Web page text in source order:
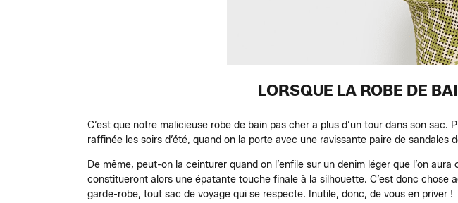
LORSQUE LA ROBE DE
C’est que notre malicieuse robe de bain pas cher a plus d’un tour dans son
raffinée les soirs d’été, quand on la porte avec une ravissante paire de sandales
De même, peut-on la ceinturer quand on l’enfile sur un denim léger que l’on
constitueront alors une épatante touche finale à la silhouette. C’est donc
garde-robe, tout sac de voyage qui se respecte. Inutile, donc, de vous en priver !